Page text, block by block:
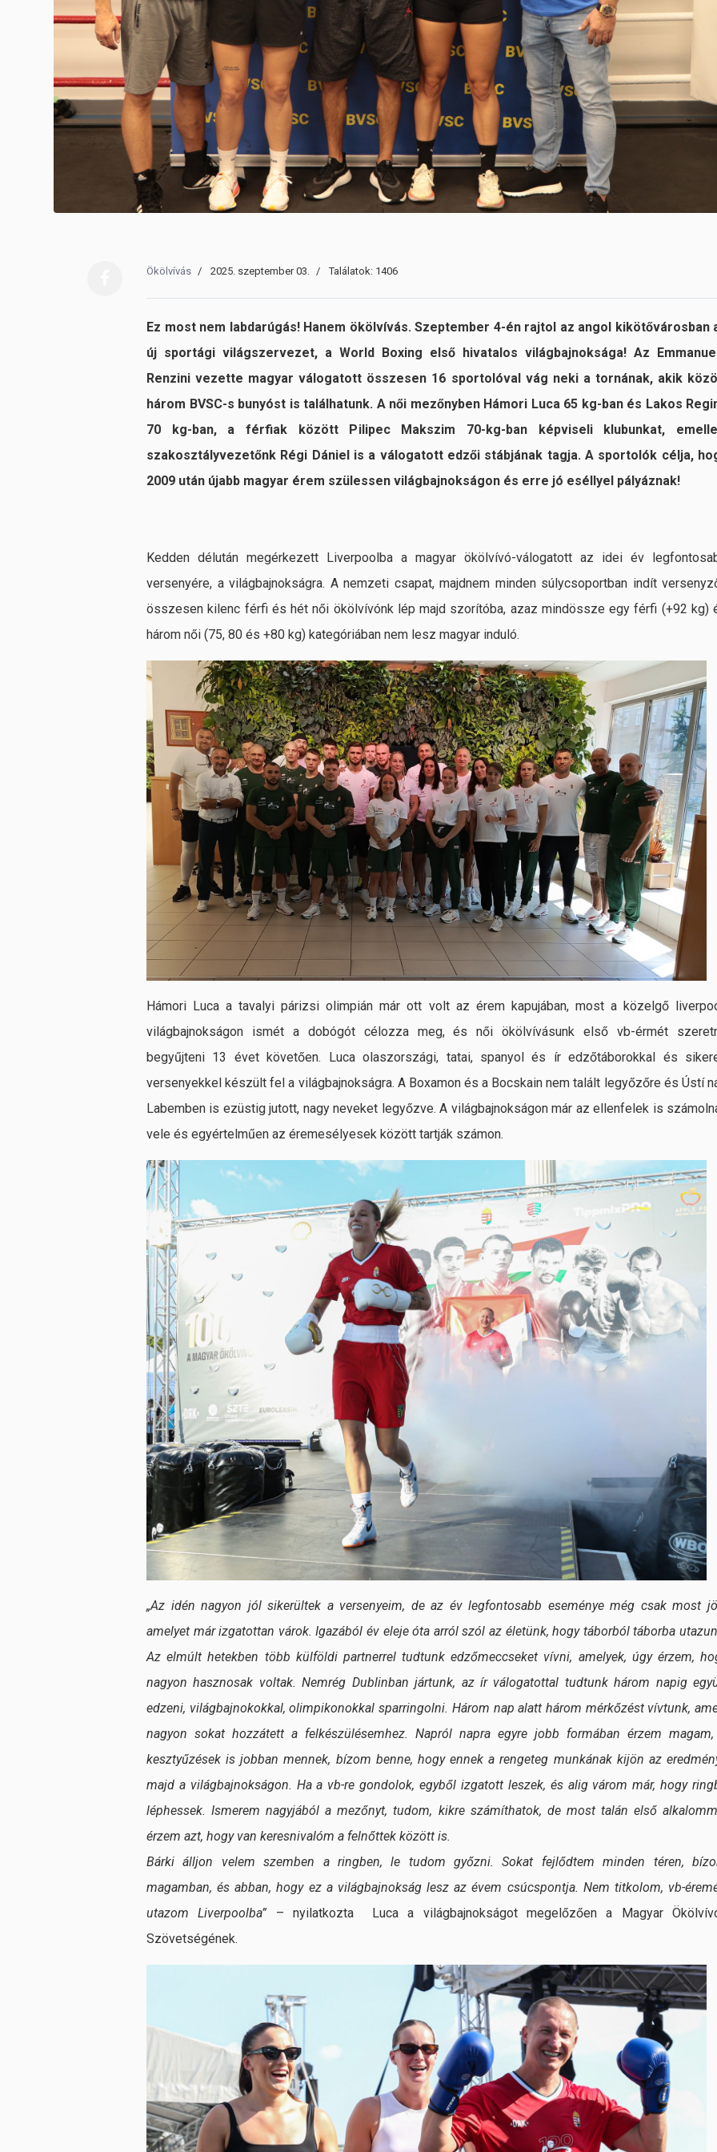
Ökölvívás 2025. szeptember 03. Találatok: 1406
Ez most nem labdarúgás! Hanem ökölvívás. Szeptember 4-én rajtol az angol kikötővárosban
új sportági világszervezet, a World Boxing első hivatalos világbajnoksága! Az
Renzini vezette magyar válogatott összesen 16 sportolóval vág neki a tornának, akik
három BVSC-s bunyóst is találhatunk. A női mezőnyben Hámori Luca 65 kg-ban és Lakos
70 kg-ban, a férfiak között Pilipec Makszim 70-kg-ban képviseli klubunkat,
szakosztályvezetőnk Régi Dániel is a válogatott edzői stábjának tagja. A sportolók célja,
2009 után újabb magyar érem szülessen világbajnokságon és erre jó eséllyel pályáznak!
Kedden délután megérkezett Liverpoolba a magyar ökölvívó-válogatott az idei év
versenyére, a világbajnokságra. A nemzeti csapat, majdnem minden súlycsoportban indít
összesen kilenc férfi és hét női ökölvívónk lép majd szorítóba, azaz mindössze egy férfi (+92 kg)
három női (75, 80 és +80 kg) kategóriában nem lesz magyar induló.
Hámori Luca a tavalyi párizsi olimpián már ott volt az érem kapujában, most a közelgő
világbajnokságon ismét a dobógót célozza meg, és női ökölvívásunk első vb-érmét
begyűjteni 13 évet követően. Luca olaszországi, tatai, spanyol és ír edzőtáborokkal és
versenyekkel készült fel a világbajnokságra. A Boxamon és a Bocskain nem talált legyőzőre és Ústí
Labemben is ezüstig jutott, nagy neveket legyőzve. A világbajnokságon már az ellenfelek is
vele és egyértelműen az éremesélyesek között tartják számon.
„Az idén nagyon jól sikerültek a versenyeim, de az év legfontosabb eseménye még csak most
amelyet már izgatottan várok. Igazából év eleje óta arról szól az életünk, hogy táborból táborba
Az elmúlt hetekben több külföldi partnerrel tudtunk edzőmeccseket vívni, amelyek, úgy érzem,
nagyon hasznosak voltak. Nemrég Dublinban jártunk, az ír válogatottal tudtunk három napig
edzeni, világbajnokokkal, olimpikonokkal sparringolni. Három nap alatt három mérkőzést vívtunk,
nagyon sokat hozzátett a felkészülésemhez. Napról napra egyre jobb formában érzem
kesztyűzések is jobban mennek, bízom benne, hogy ennek a rengeteg munkának kijön az
majd a világbajnokságon. Ha a vb-re gondolok, egyből izgatott leszek, és alig várom már, hogy
léphessek. Ismerem nagyjából a mezőnyt, tudom, kikre számíthatok, de most talán első
érzem azt, hogy van keresnivalóm a felnőttek között is.
Bárki álljon velem szemben a ringben, le tudom győzni. Sokat fejlődtem minden téren,
magamban, és abban, hogy ez a világbajnokság lesz az évem csúcspontja. Nem titkolom, vb-
utazom Liverpoolba” – nyilatkozta Luca a világbajnokságot megelőzően a Magyar
Szövetségének.